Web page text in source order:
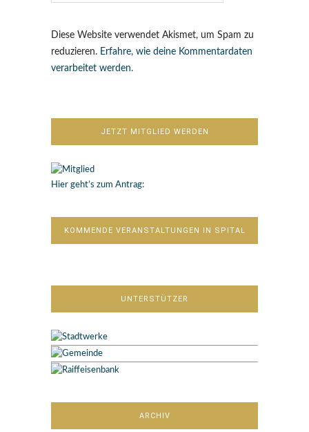
Diese Website verwendet Akismet, um Spam zu
reduzieren. Erfahre, wie deine Kommentardaten
verarbeitet werden.
JETZT MITGLIED WERDEN
Hier geht’s zum Antrag:
KOMMENDE VERANSTALTUNGEN IN SPITAL
UNTERSTÜTZER
ARCHIV